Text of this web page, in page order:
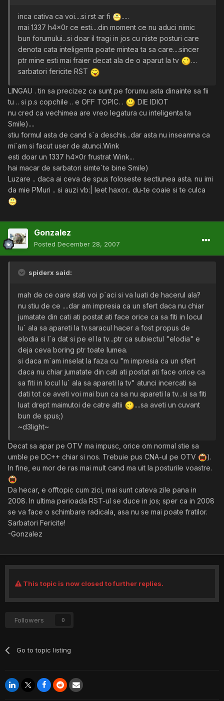
inca cativa ca voi....si rst ar fi
.....
mai 1337 h4x0r ce esti....din moment ce nu aduci nimic
bun forumului...si doar il tragi in jos cu niste posturi care
denota cata inteligenta poate mintea ta sa care....sincer
ptr mine esti mai fraier decat ala de o aparut la tv
....
sarbatori fericite RST
LINGAU . tin sa precizez ca sunt pe forumu asta dinainte sa fii
tu .. si p.s copchile .. e OFF TOPIC. .
DIE IDIOT
nu cred ca vechimea are vreo legatura cu inteligenta ta
Smile)....
stiu formul asta de cand s`a deschis...dar asta nu inseamna ca
mi`am si facut user de atunci.Wink
esti doar un 1337 h4x0r frustrat Wink...
hai macar de sarbatori simte`te bine Smile)
Luzare .. daca ai ceva de spus foloseste sectiunea asta. nu imi
da mie PMuri .. si auzi vb:| leet haxor.. du-te coaie si te culca
Gonzalez
Posted December 28, 2007
spiderx said:
mah de ce oare stati voi p`aci si va luati de hacerul ala?
nu stiu de ce ....dar am impresia ca un sfert daca nu chiar
jumatate din cati ati postat ati face orice ca sa fiti in locul
lu` ala sa apareti la tv.saracul hacer a fost propus de
elodia si l`a dat si pe el la tv...ptr ca subiectul "elodia" e
deja ceva boring ptr toate lumea.
si daca m`am inselat la faza cu "m impresia ca un sfert
daca nu chiar jumatate din cati ati postat ati face orice ca
sa fiti in locul lu` ala sa apareti la tv" atunci incercati sa
dati tot ce aveti voi mai bun ca sa nu apareti la tv...si sa fiti
luat drept maimutoi de catre altii
....sa aveti un cuvant
bun de spus;)
~d3light~
Decat sa apar pe OTV ma impusc, orice om normal stie sa
umble pe DC++ chiar si nos. Trebuie pus CNA-ul pe OTV
).
In fine, eu mor de ras mai mult cand ma uit la posturile voastre.
Da hecar, e offtopic cum zici, mai sunt cateva zile pana in
2008. In ultima perioada RST-ul se duce in jos; sper ca in 2008
se va face o schimbare radicala, asa nu se mai poate fratilor.
Sarbatori Fericite!
-Gonzalez
This topic is now closed to further replies.
Followers 0
Go to topic listing